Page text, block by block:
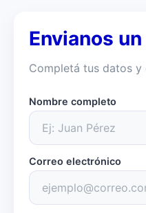
Envianos
Completá tus datos
Nombre completo
Correo electrónico